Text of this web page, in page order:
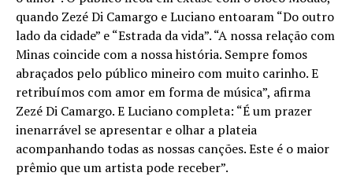
quando Zezé Di Camargo e Luciano entoaram “Do outro
lado da cidade” e “Estrada da vida”. “A nossa relação com
Minas coincide com a nossa história. Sempre fomos
abraçados pelo público mineiro com muito carinho. E
retribuímos com amor em forma de música”, afirma
Zezé Di Camargo. E Luciano completa: “É um prazer
inenarrável se apresentar e olhar a plateia
acompanhando todas as nossas canções. Este é o maior
prêmio que um artista pode receber”.